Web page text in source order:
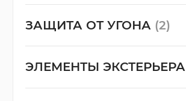
ЗАЩИТА ОТ УГОНА (2)
ЭЛЕМЕНТЫ ЭКСТЕРЬЕРА